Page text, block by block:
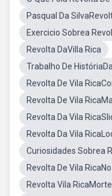
Pasqual Da
Exercicio Sobrea
Revolta DaVilla Rica
Trabalho De
Revolta De Vila
Revolta De Vila
Revolta Da Vila
Revolta Da Vila
Curiosidades Sobrea
Revolta De Vila
Revolta Vila